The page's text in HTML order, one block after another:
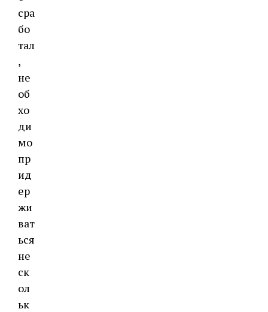
сра
бо
тал
,
не
об
хо
ди
мо
пр
ид
ер
жи
ват
ься
не
ск
ол
ьк